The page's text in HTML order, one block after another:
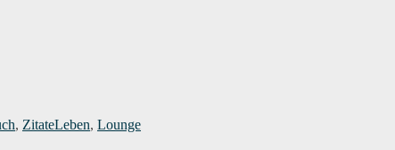
, ZitateLeben, Lounge